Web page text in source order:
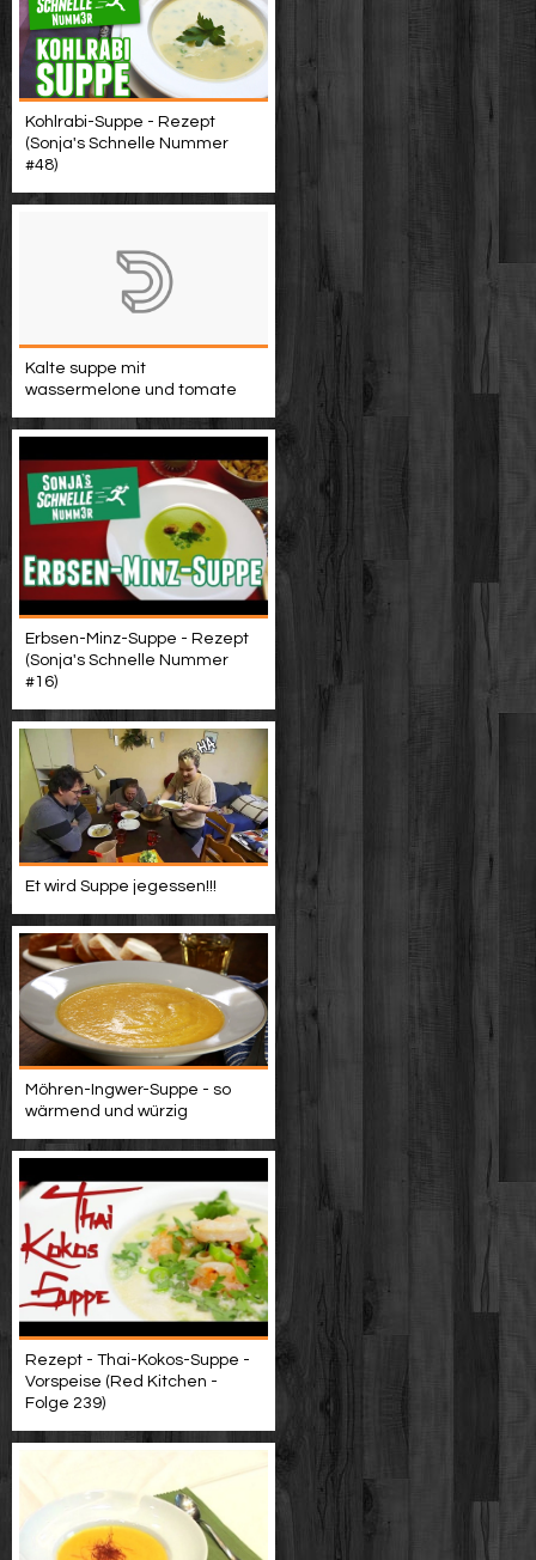
Kohlrabi-Suppe - Rezept
(Sonja's Schnelle Nummer
#48)
Kalte suppe mit
wassermelone und tomate
Erbsen-Minz-Suppe - Rezept
(Sonja's Schnelle Nummer
#16)
Et wird Suppe jegessen!!!
Möhren-Ingwer-Suppe - so
wärmend und würzig
Rezept - Thai-Kokos-Suppe -
Vorspeise (Red Kitchen -
Folge 239)